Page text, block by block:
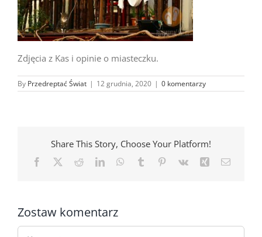
Zdjęcia z Kas i opinie o miasteczku.
By Przedreptać Świat | 12 grudnia, 2020 | 0 komentarzy
Share This Story, Choose Your Platform!
Facebook RedditLinkedInWhatsApp
Tumblr Pinterest
Vk Xing Email
Zostaw komentarz
Comment